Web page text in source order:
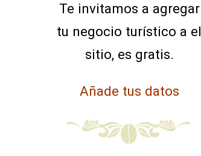
Te invitamos a agregar
tu negocio turístico a el
sitio, es gratis.
Añade tus datos